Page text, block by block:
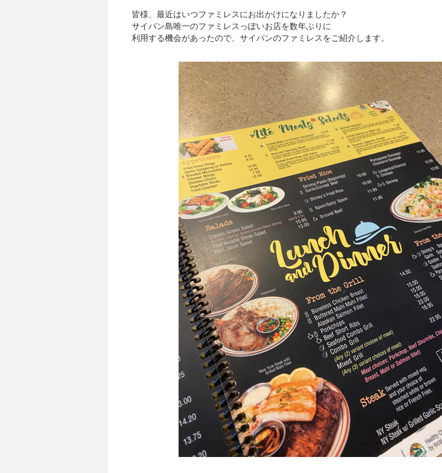
皆様、最近はいつファミレスにお出かけになりましたか？
サイパン島唯一のファミレスっぽいお店を数年ぶりに
利用する機会があったので、サイパンのファミレスをご紹介します。